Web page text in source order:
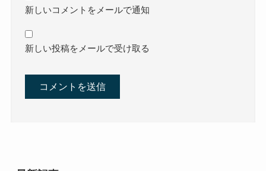
新しいコメントをメールで通知
新しい投稿をメールで受け取る